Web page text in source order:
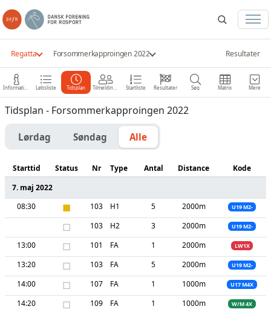
Regatta Forsommerkapproingen 2022 Resultater
Information Løbsliste Tidsplan Tilmeldinger Startliste Resultater Søg Matrix Mere
Tidsplan - Forsommerkapproingen 2022
Lørdag Søndag Alle
Starttid Status Nr Type Antal Distance
Kode
7. maj 2022
08:30
■ 103 H1 5 2000m U19 M2-
□ 103 H2 3 2000m U19 M2-
13:00 □ 101 FA 1 2000m LW1X
13:20 □ 103 FA 5 2000m U19 M2-
14:00 □ 107 FA 1 1000m U17 M4X
14:20 □ 109 FA 1 1000m W/M 4X